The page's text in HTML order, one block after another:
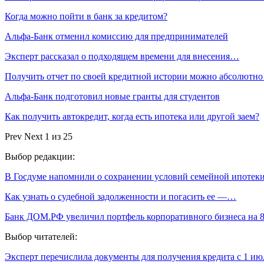
Когда можно пойти в банк за кредитом?
Альфа-Банк отменил комиссию для предпринимателей
Эксперт рассказал о подходящем времени для внесения…
Получить отчет по своей кредитной истории можно
Альфа-Банк подготовил новые гранты для студентов
Как получить автокредит, когда есть ипотека или другой заем?
Prev Next 1 из 25
Выбор редакции:
В Госдуме напомнили о сохранении условий семейной ипотеки
Как узнать о судебной задолженности и погасить ее —…
Банк ДОМ.РФ увеличил портфель корпоративного бизнеса на
Выбор читателей:
Эксперт перечислила документы для получения кредита с 1